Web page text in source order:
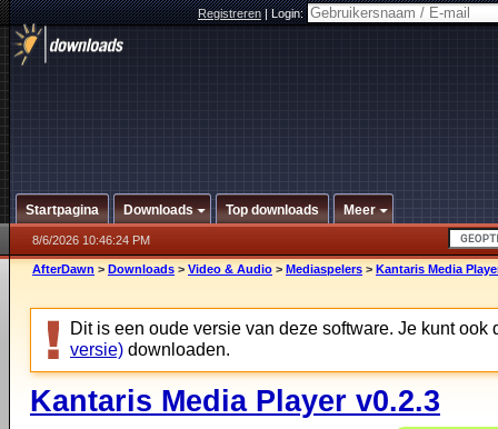
Registreren|Login:
Startpagina Downloads Top downloads Meer
8/6/2026 10:46:24 PM
AfterDawn > Downloads > Video & Audio > Mediaspelers > Kantaris Media
Dit is een oude versie van deze software. Je kunt ook
versie) downloaden.
Kantaris Media Player v0.2.3